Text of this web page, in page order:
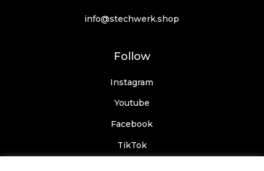
info@stechwerk.shop
Follow
Instagram
Youtube
Facebook
TikTok